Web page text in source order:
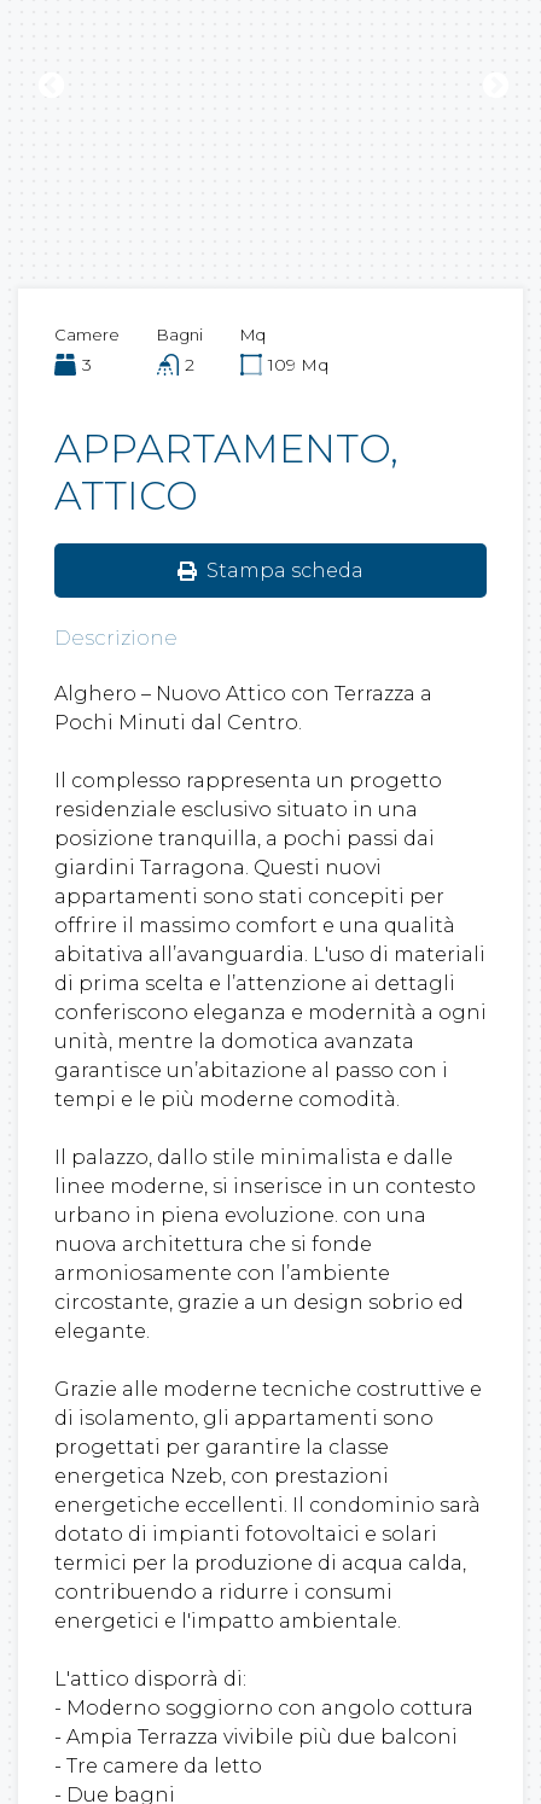
Camere
3
Bagni
2
Mq
109 Mq
APPARTAMENTO,
ATTICO
Stampa scheda
Descrizione
Alghero – Nuovo Attico con Terrazza a
Pochi Minuti dal Centro.
Il complesso rappresenta un progetto
residenziale esclusivo situato in una
posizione tranquilla, a pochi passi dai
giardini Tarragona. Questi nuovi
appartamenti sono stati concepiti per
offrire il massimo comfort e una qualità
abitativa all’avanguardia. L'uso di materiali
di prima scelta e l’attenzione ai dettagli
conferiscono eleganza e modernità a ogni
unità, mentre la domotica avanzata
garantisce un’abitazione al passo con i
tempi e le più moderne comodità.
Il palazzo, dallo stile minimalista e dalle
linee moderne, si inserisce in un contesto
urbano in piena evoluzione. con una
nuova architettura che si fonde
armoniosamente con l’ambiente
circostante, grazie a un design sobrio ed
elegante.
Grazie alle moderne tecniche costruttive e
di isolamento, gli appartamenti sono
progettati per garantire la classe
energetica Nzeb, con prestazioni
energetiche eccellenti. Il condominio sarà
dotato di impianti fotovoltaici e solari
termici per la produzione di acqua calda,
contribuendo a ridurre i consumi
energetici e l'impatto ambientale.
L'attico disporrà di:
- Moderno soggiorno con angolo cottura
- Ampia Terrazza vivibile più due balconi
- Tre camere da letto
- Due bagni